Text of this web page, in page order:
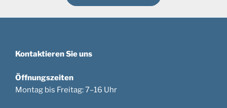
Kontaktieren Sie uns
Öffnungszeiten
Montag bis Freitag: 7–16 Uhr